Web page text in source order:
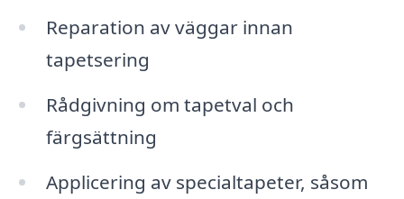
Reparation av väggar innan
tapetsering
Rådgivning om tapetval och
färgsättning
Applicering av specialtapeter, såsom